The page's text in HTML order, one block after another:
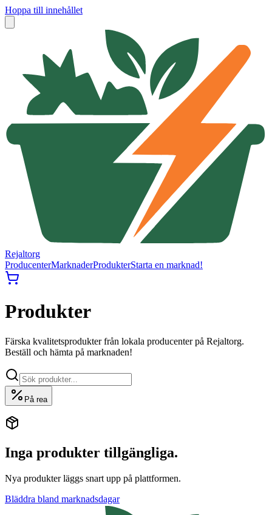
Hoppa till innehållet
Rejaltorg
ProducenterMarknaderProdukterStarta en marknad!
Produkter
Färska kvalitetsprodukter från lokala producenter på Rejaltorg.
Beställ och hämta på marknaden!
På rea
Inga produkter tillgängliga.
Nya produkter läggs snart upp på plattformen.
Bläddra bland marknadsdagar